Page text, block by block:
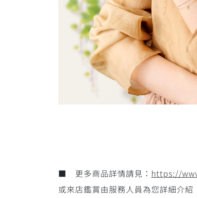
■ 更多商品詳情請見： https://
或來店鑑賞由服務人員為您詳細介紹